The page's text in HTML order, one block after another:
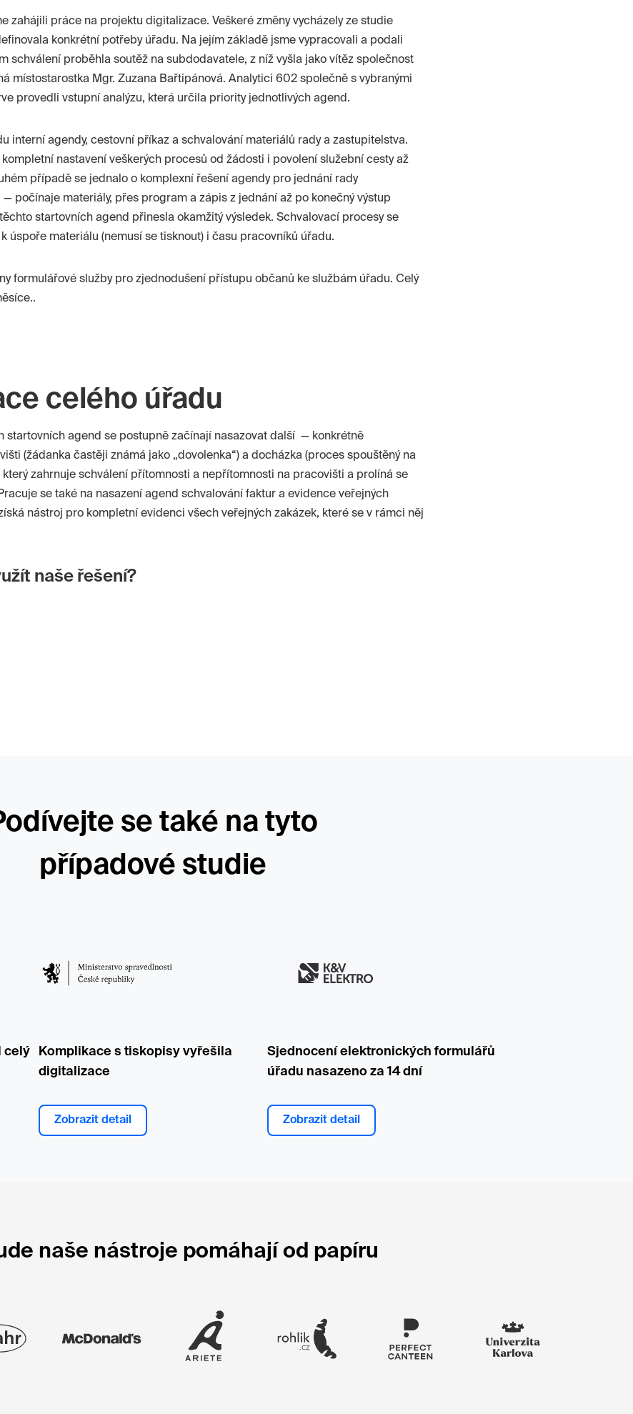
zahájili práce na projektu digitalizace. Veškeré změny vycházely ze studie
konkrétní potřeby úřadu. Na jejím základě jsme vypracovali a podali
schválení proběhla soutěž na subdodavatele, z níž vyšla jako vítěz společnost
místostarostka Mgr. Zuzana Bařtipánová. Analytici 602 společně s vybranými
provedli vstupní analýzu, která určila priority jednotlivých agend.
interní agendy, cestovní příkaz a schvalování materiálů rady a zastupitelstva.
nastavení veškerých procesů od žádosti i povolení služební cesty až
případě se jednalo o komplexní řešení agendy pro jednání rady
počínaje materiály, přes program a zápis z jednání až po konečný výstup
startovních agend přinesla okamžitý výsledek. Schvalovací procesy se
úspoře materiálu (nemusí se tisknout) i času pracovníků úřadu.
formulářové služby pro zjednodušení přístupu občanů ke službám úřadu. Celý
celého úřadu
startovních agend se postupně začínají nasazovat další — konkrétně
(žádanka častěji známá jako „dovolenka“) a docházka (proces spouštěný na
který zahrnuje schválení přítomnosti a nepřítomnosti na pracovišti a prolíná se
se také na nasazení agend schvalování faktur a evidence veřejných
nástroj pro kompletní evidenci všech veřejných zakázek, které se v rámci něj
naše řešení?
se také na tyto
případové studie
celý
Komplikace s tiskopisy vyřešila
digitalizace
Zobrazit detail
Sjednocení elektronických formulářů
úřadu nasazeno za 14 dní
Zobrazit detail
naše nástroje pomáhají od papíru